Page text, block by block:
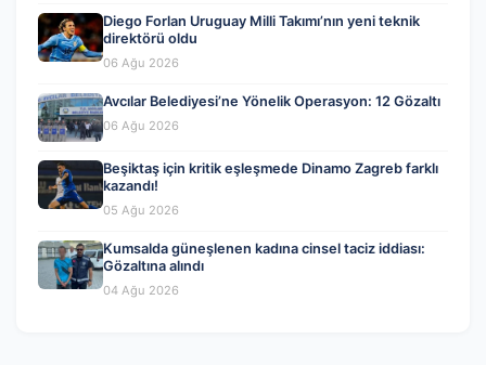
Diego Forlan Uruguay Milli Takımı’nın yeni teknik
direktörü oldu
06 Ağu 2026
Avcılar Belediyesi’ne Yönelik Operasyon: 12 Gözaltı
06 Ağu 2026
Beşiktaş için kritik eşleşmede Dinamo Zagreb farklı
kazandı!
05 Ağu 2026
Kumsalda güneşlenen kadına cinsel taciz iddiası:
Gözaltına alındı
04 Ağu 2026